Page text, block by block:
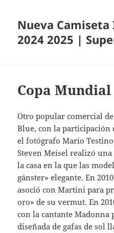
Nueva
2024 2025 |
Copa
Otro popular comercial
Blue, con la participación
el fotógrafo Mario
Steven Meisel realizó
la casa en la que las
gánster» elegante. En
asoció con Martini para
oro» de su vermut. En
con la cantante Madonna
diseñada de gafas de sol